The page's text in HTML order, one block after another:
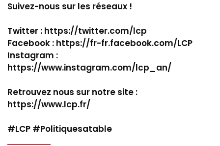
Suivez-nous sur les réseaux !
Twitter : https://twitter.com/lcp
Facebook : https://fr-fr.facebook.com/LCP
Instagram :
https://www.instagram.com/lcp_an/
Retrouvez nous sur notre site :
https://www.lcp.fr/
#LCP #Politiquesatable